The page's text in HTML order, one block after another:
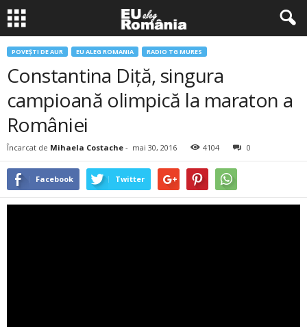
POVEŞTI DE AUR EU ALEG ROMANIA RADIO TG MURES
Constantina Diţă, singura
campioană olimpică la maraton a
României
Încarcat de Mihaela Costache - mai 30, 2016 4104 0
Facebook Twitter